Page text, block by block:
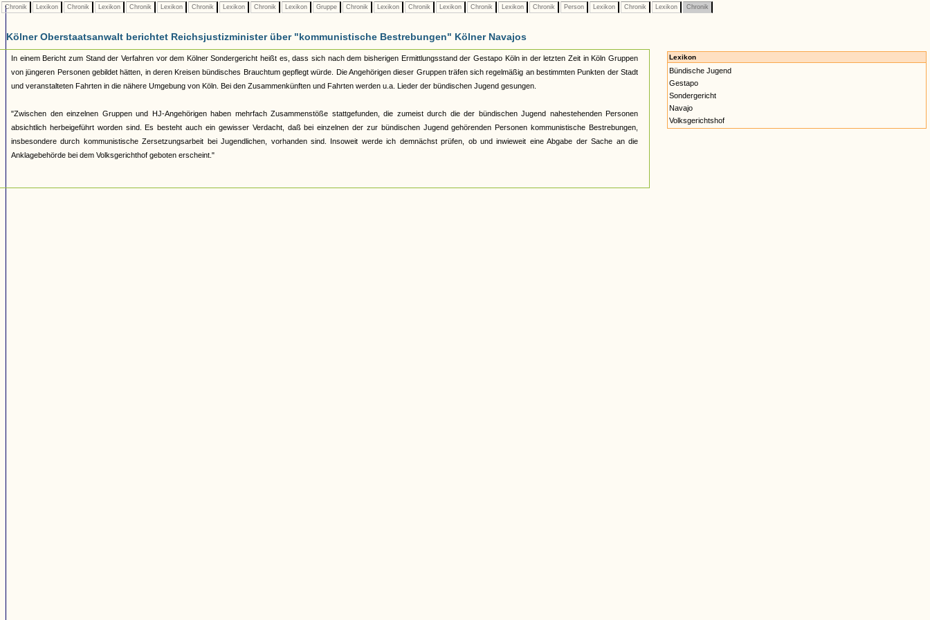
Chronik Lexikon Chronik Lexikon Chronik Lexikon Chronik Lexikon Chronik Lexikon Gruppe Chronik Lexikon Chronik Lexikon Chronik Lexikon Chronik Person Lexikon Chronik Lexikon Chronik
Kölner Oberstaatsanwalt berichtet Reichsjustizminister über "kommunistische Bestrebungen" Kölner Navajos
In einem Bericht zum Stand der Verfahren vor dem Kölner Sondergericht heißt es, dass sich nach dem bisherigen Ermittlungsstand der Gestapo Köln in der letzten Zeit in Köln Gruppen
von jüngeren Personen gebildet hätten, in deren Kreisen bündisches Brauchtum gepflegt würde. Die Angehörigen dieser Gruppen träfen sich regelmäßig an bestimmten Punkten der Stadt
und veranstalteten Fahrten in die nähere Umgebung von Köln. Bei den Zusammenkünften und Fahrten werden u.a. Lieder der bündischen Jugend gesungen.
"Zwischen den einzelnen Gruppen und HJ-Angehörigen haben mehrfach Zusammenstöße stattgefunden, die zumeist durch die der bündischen Jugend nahestehenden Personen
absichtlich herbeigeführt worden sind. Es besteht auch ein gewisser Verdacht, daß bei einzelnen der zur bündischen Jugend gehörenden Personen kommunistische Bestrebungen,
insbesondere durch kommunistische Zersetzungsarbeit bei Jugendlichen, vorhanden sind. Insoweit werde ich demnächst prüfen, ob und inwieweit eine Abgabe der Sache an die
Anklagebehörde bei dem Volksgerichthof geboten erscheint."
Lexikon
Bündische Jugend
Gestapo
Sondergericht
Navajo
Volksgerichtshof